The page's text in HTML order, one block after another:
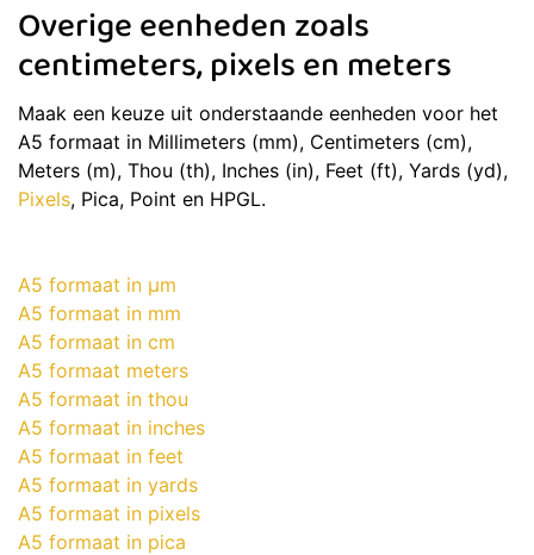
Overige eenheden zoals
centimeters, pixels en meters
Maak een keuze uit onderstaande eenheden voor het
A5 formaat in Millimeters (mm), Centimeters (cm),
Meters (m), Thou (th), Inches (in), Feet (ft), Yards (yd),
Pixels, Pica, Point en HPGL.
A5 formaat in μm
A5 formaat in mm
A5 formaat in cm
A5 formaat meters
A5 formaat in thou
A5 formaat in inches
A5 formaat in feet
A5 formaat in yards
A5 formaat in pixels
A5 formaat in pica